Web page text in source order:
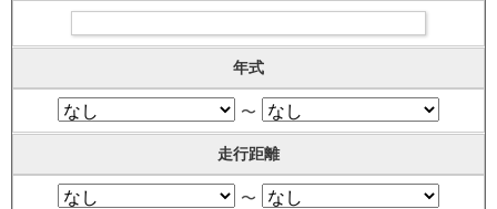
年式
〜
走行距離
〜